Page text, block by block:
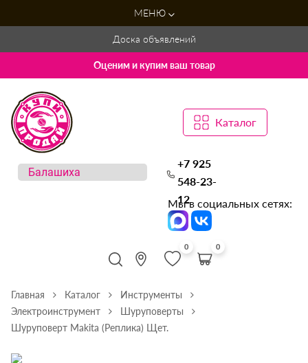
МЕНЮ
Доска объявлений
Оценим и купим ваш товар
Каталог
+7 925
548-23-
12
Мы в социальных сетях:
0 0
Главная Каталог
Инструменты
Электроинструмент
Шуруповерты
Шуруповерт Makita (Реплика) Щет.